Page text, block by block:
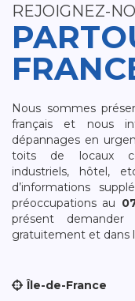
REJOIGNEZ-
Nous sommes
français et nous
dépannages en
toits de locaux
industriels, hôtel,
d’informations
préoccupations au
présent
gratuitement et dans
Île-de-France